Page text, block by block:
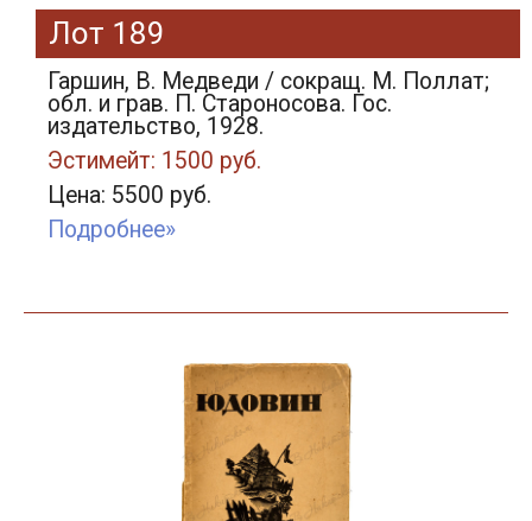
Лот 189
Гаршин, В. Медведи / сокращ. М. Поллат;
обл. и грав. П. Староносова. Гос.
издательство, 1928.
Эстимейт: 1500 руб.
Цена: 5500 руб.
Подробнее»